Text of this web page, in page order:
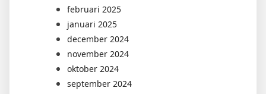
februari 2025
januari 2025
december 2024
november 2024
oktober 2024
september 2024